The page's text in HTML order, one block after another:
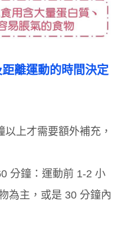
離運動的時間決定
上才需要額外補充，
分鐘：運動前 1-2 小
為主，或是 30 分鐘內